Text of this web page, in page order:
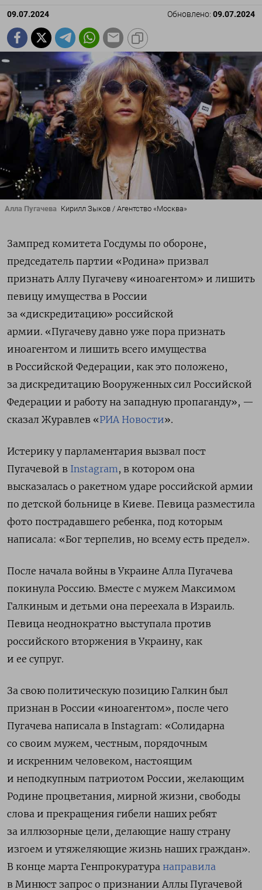
09.07.2024 Обновлено: 09.07.2024
Алла Пугачева Кирилл Зыков / Агентство «Москва»
Зампред комитета Госдумы по обороне,
председатель партии «Родина» призвал
признать Аллу Пугачеву «иноагентом» и лишить
певицу имущества в России
за «дискредитацию» российской
армии. «Пугачеву давно уже пора признать
иноагентом и лишить всего имущества
в Российской Федерации, как это положено,
за дискредитацию Вооруженных сил Российской
Федерации и работу на западную пропаганду», —
сказал Журавлев «РИА Новости».
Истерику у парламентария вызвал пост
Пугачевой в Instagram , в котором она
высказалась о ракетном ударе российской армии
по детской больнице в Киеве. Певица разместила
фото пострадавшего ребенка, под которым
написала: «Бог терпелив, но всему есть предел».
После начала войны в Украине Алла Пугачева
покинула Россию. Вместе с мужем Максимом
Галкиным и детьми она переехала в Израиль.
Певица неоднократно выступала против
российского вторжения в Украину, как
и ее супруг.
За свою политическую позицию Галкин был
признан в России «иноагентом», после чего
Пугачева написала в Instagram: «Солидарна
со своим мужем, честным, порядочным
и искренним человеком, настоящим
и неподкупным патриотом России, желающим
Родине процветания, мирной жизни, свободы
слова и прекращения гибели наших ребят
за иллюзорные цели, делающие нашу страну
изгоем и утяжеляющие жизнь наших граждан».
В конце марта Генпрокуратура направила
в Минюст запрос о признании Аллы Пугачевой